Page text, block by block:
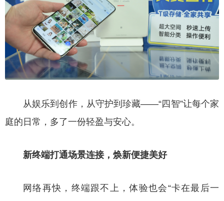
从娱乐到创作，从守护到珍藏——“四智”让每个家
庭的日常，多了一份轻盈与安心。
新终端打通场景连接，焕新便捷美好
网络再快，终端跟不上，体验也会“卡在最后一